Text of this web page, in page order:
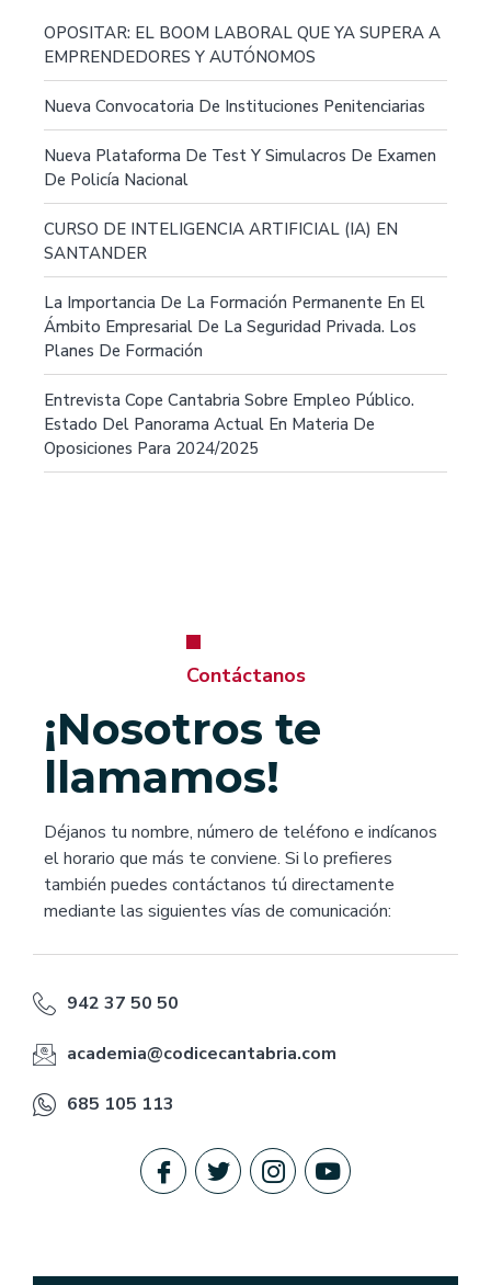
OPOSITAR: EL BOOM LABORAL QUE YA SUPERA A
EMPRENDEDORES Y AUTÓNOMOS
Nueva Convocatoria De Instituciones Penitenciarias
Nueva Plataforma De Test Y Simulacros De Examen
De Policía Nacional
CURSO DE INTELIGENCIA ARTIFICIAL (IA) EN
SANTANDER
La Importancia De La Formación Permanente En El
Ámbito Empresarial De La Seguridad Privada. Los
Planes De Formación
Entrevista Cope Cantabria Sobre Empleo Público.
Estado Del Panorama Actual En Materia De
Oposiciones Para 2024/2025
Contáctanos
¡Nosotros te
llamamos!
Déjanos tu nombre, número de teléfono e indícanos
el horario que más te conviene. Si lo prefieres
también puedes contáctanos tú directamente
mediante las siguientes vías de comunicación:
942 37 50 50
academia@codicecantabria.com
685 105 113